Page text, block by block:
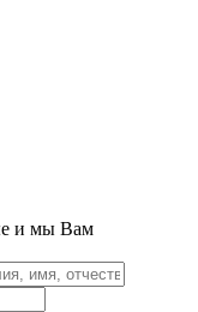
и мы Вам